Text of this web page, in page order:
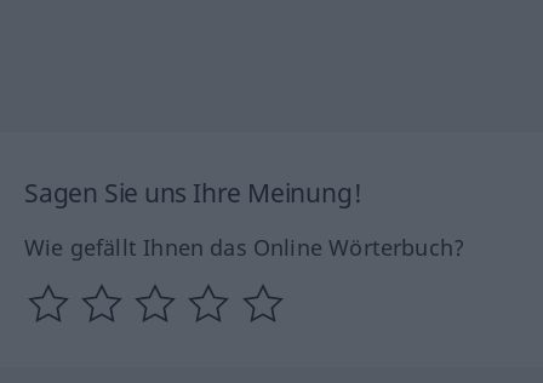
Sagen Sie uns Ihre Meinung!
Wie gefällt Ihnen das Online Wörterbuch?